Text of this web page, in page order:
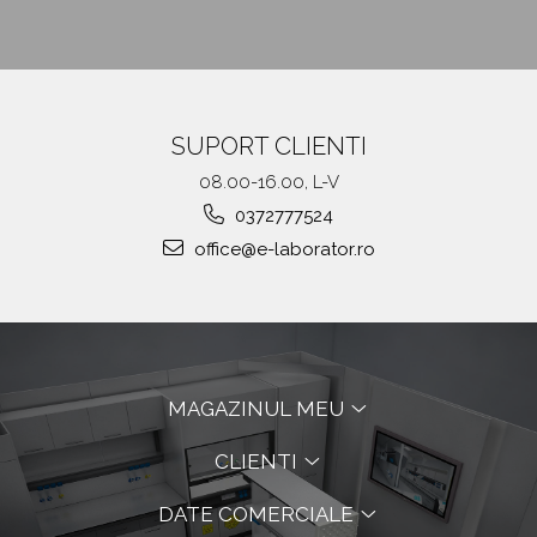
SUPORT CLIENTI
08.00-16.00, L-V
0372777524
office@e-laborator.ro
MAGAZINUL MEU
CLIENTI
DATE COMERCIALE